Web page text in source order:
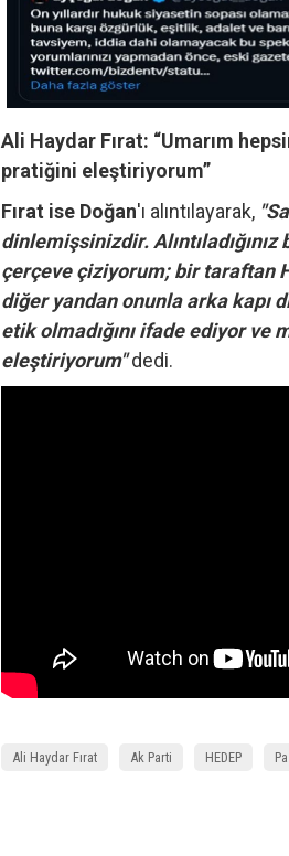
Ali Haydar Fırat: “Umarım
pratiğini eleştiriyorum”
Fırat ise Doğan'ı alıntılayarak,
dinlemişsinizdir.
çerçeve çiziyorum; bir taraftan
diğer yandan onunla arka kapı
etik olmadığını ifade ediyor
eleştiriyorum"dedi.
Ali Haydar Fırat Ak Parti HEDEP